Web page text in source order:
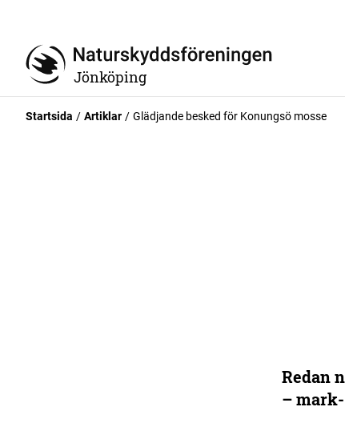
Jönköping
Startsida Artiklar Glädjande besked för Konungsö mosse
Redan
–